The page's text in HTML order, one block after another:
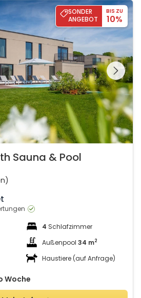
& Pool
SONDER
ANGEBOT
BIS ZU
10%
Schauen Sie sich die
gesamte Galerie
Sauna & Pool
4 Schlafzimmer
Außenpool 34 m2
Haustiere (auf Anfrage)
Woche